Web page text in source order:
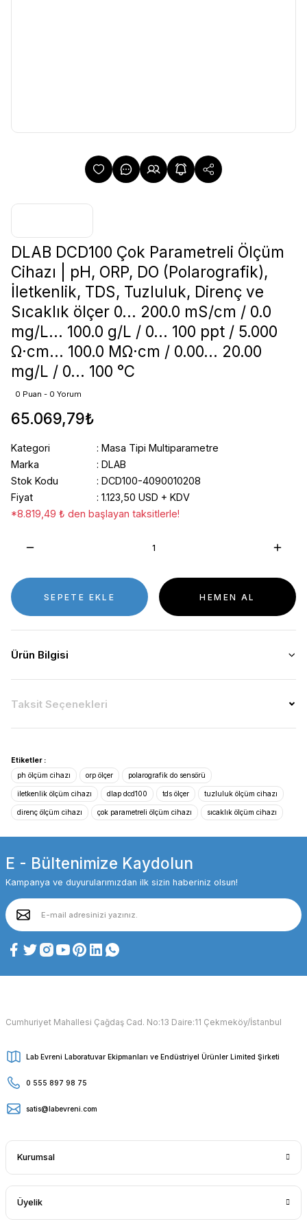
DLAB DCD100 Çok Parametreli Ölçüm
Cihazı | pH, ORP, DO (Polarografik),
İletkenlik, TDS, Tuzluluk, Direnç ve
Sıcaklık ölçer 0... 200.0 mS/cm / 0.0
mg/L... 100.0 g/L / 0... 100 ppt / 5.000
Ω·cm... 100.0 MΩ·cm / 0.00... 20.00
mg/L / 0... 100 °C
0 Puan - 0 Yorum
65.069,79₺
Kategori
Masa Tipi Multiparametre
Marka
DLAB
Stok Kodu
DCD100-4090010208
Fiyat
1.123,50 USD + KDV
*8.819,49 ₺ den başlayan taksitlerle!
SEPETE EKLE HEMEN AL
Ürün Bilgisi
Taksit Seçenekleri
Etiketler :
ph ölçüm cihazı
orp ölçer polarografik do sensörü
iletkenlik ölçüm cihazı dlap dcd100 tds ölçer tuzluluk ölçüm cihazı
direnç ölçüm cihazı çok parametreli ölçüm cihazı sıcaklık ölçüm cihazı
E - Bültenimize Kaydolun
Kampanya ve duyurularımızdan ilk sizin haberiniz olsun!
Cumhuriyet Mahallesi Çağdaş Cad. No:13 Daire:11 Çekmeköy/İstanbul
Lab Evreni Laboratuvar Ekipmanları ve Endüstriyel Ürünler Limited Şirketi
0 555 897 98 75
satis@labevreni.com
Kurumsal
Üyelik